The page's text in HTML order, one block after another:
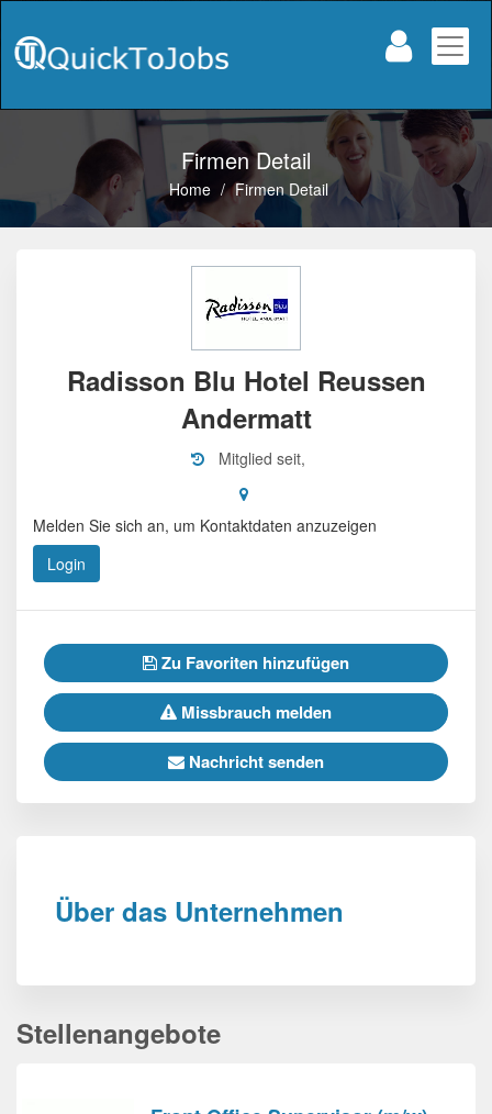
Firmen Detail
Home / Firmen Detail
Radisson Blu Hotel Reussen
Andermatt
Mitglied seit,
Melden Sie sich an, um Kontaktdaten anzuzeigen
Login
Zu Favoriten hinzufügen
Missbrauch melden
Nachricht senden
Über das Unternehmen
Stellenangebote